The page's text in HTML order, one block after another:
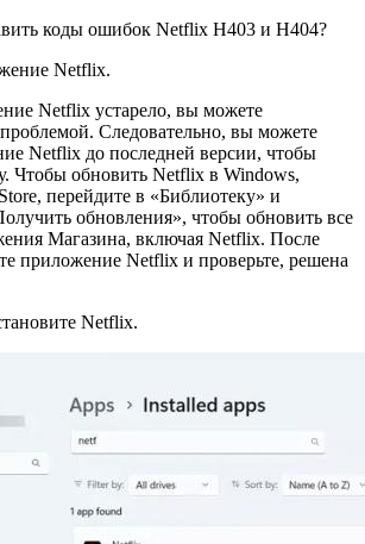
коды ошибок Netflix H403 и H404?
Netflix.
Netflix устарело, вы можете
проблемой. Следовательно, вы можете
Netflix до последней версии, чтобы
Чтобы обновить Netflix в Windows,
перейдите в «Библиотеку» и
обновления», чтобы обновить все
Магазина, включая Netflix. После
приложение Netflix и проверьте, решена
Netflix.